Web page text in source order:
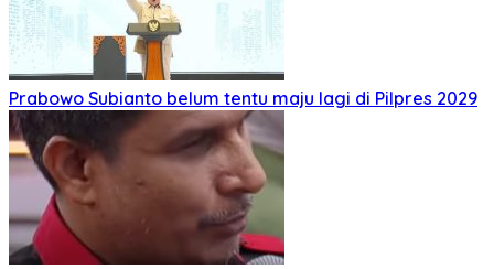
Prabowo Subianto belum tentu maju lagi di Pilpres 2029